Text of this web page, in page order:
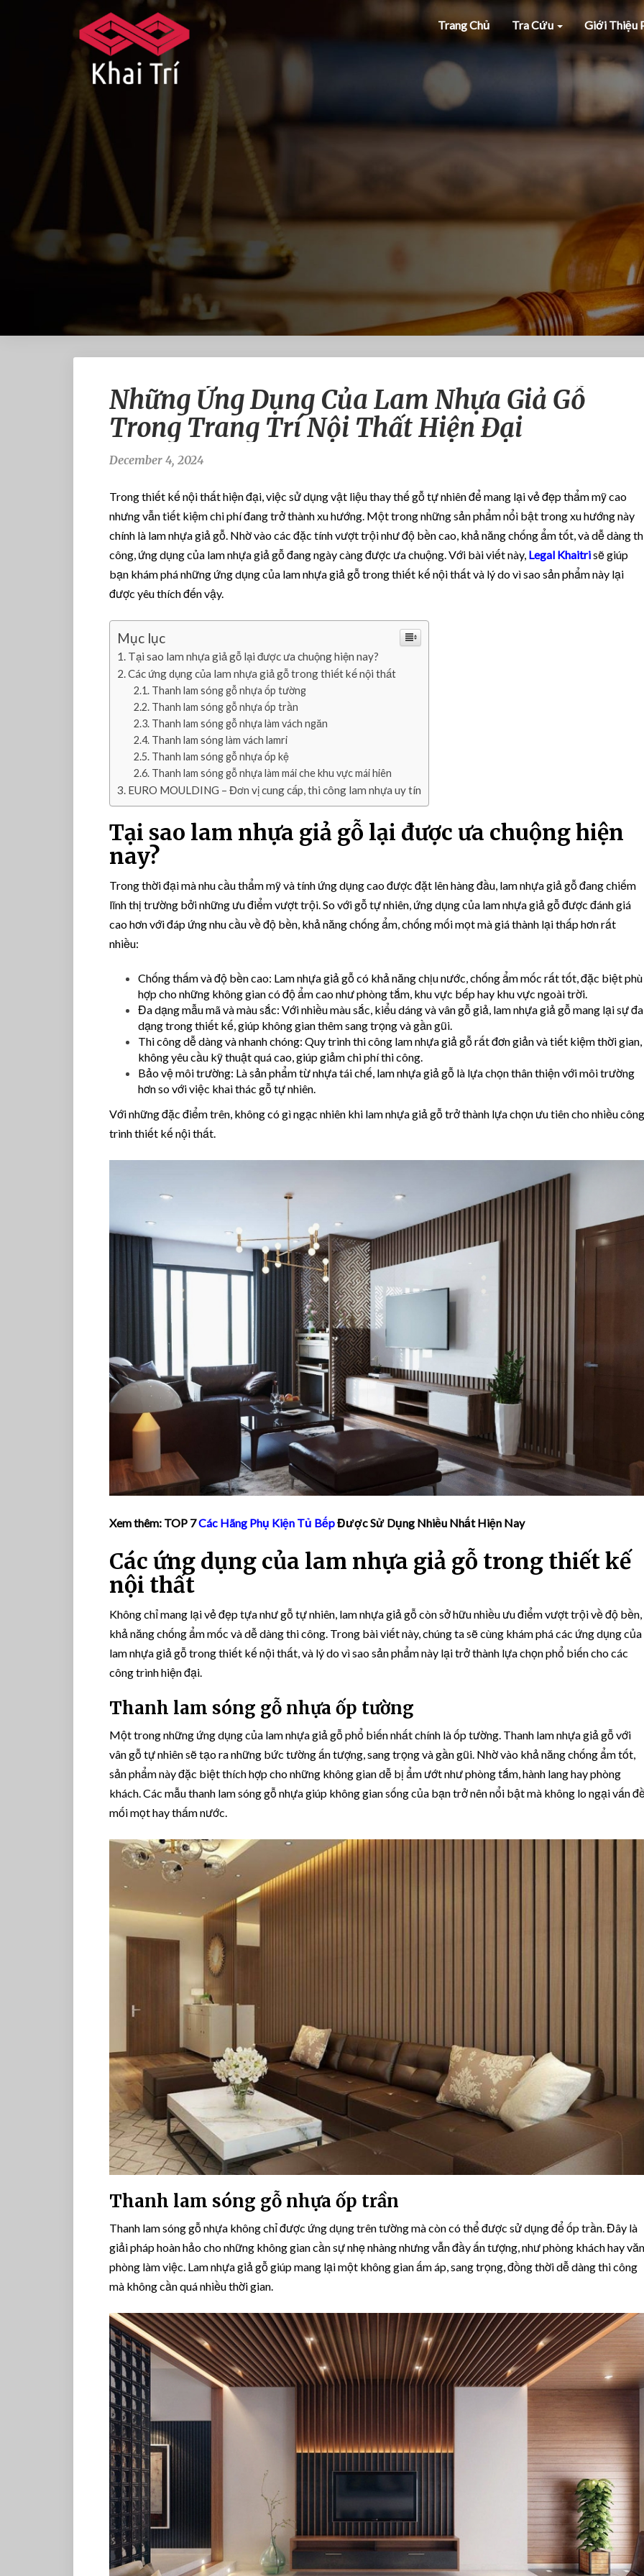
Trang Chủ Tra Cứu Giới Thiệu
h
ữ
n
D
ụ
n
g
ủ
h
G
ỗ
T
o
T
r
n
r
í
N
ộ
i
T
h
H
Những Ứng Dụng Của Lam Nhựa Giả Gỗ
Trong Trang Trí Nội Thất Hiện Đại
December 4, 2024
Trong thiết kế nội thất hiện đại, việc sử dụng vật liệu thay thế gỗ tự nhiên để mang lại vẻ đẹp thẩm mỹ cao
nhưng vẫn tiết kiệm chi phí đang trở thành xu hướng. Một trong những sản phẩm nổi bật trong xu hướng này
chính là lam nhựa giả gỗ. Nhờ vào các đặc tính vượt trội như độ bền cao, khả năng chống ẩm tốt, và dễ dàng
công, ứng dụng của lam nhựa giả gỗ đang ngày càng được ưa chuộng. Với bài viết này, Legal Khaitrisẽ giúp
bạn khám phá những ứng dụng của lam nhựa giả gỗ trong thiết kế nội thất và lý do vì sao sản phẩm này lại
được yêu thích đến vậy.
Mục lục
Tại sao lam nhựa giả gỗ lại được ưa chuộng hiện nay?
Các ứng dụng của lam nhựa giả gỗ trong thiết kế nội thất
Thanh lam sóng gỗ nhựa ốp tường
Thanh lam sóng gỗ nhựa ốp trần
Thanh lam sóng gỗ nhựa làm vách ngăn
Thanh lam sóng làm vách lamri
Thanh lam sóng gỗ nhựa ốp kệ
Thanh lam sóng gỗ nhựa làm mái che khu vực mái hiên
EURO MOULDING – Đơn vị cung cấp, thi công lam nhựa uy tín
Tại sao lam nhựa giả gỗ lại được ưa chuộng hiện
nay?
Trong thời đại mà nhu cầu thẩm mỹ và tính ứng dụng cao được đặt lên hàng đầu, lam nhựa giả gỗ đang chiếm
lĩnh thị trường bởi những ưu điểm vượt trội. So với gỗ tự nhiên, ứng dụng của lam nhựa giả gỗ được đánh giá
cao hơn với đáp ứng nhu cầu về độ bền, khả năng chống ẩm, chống mối mọt mà giá thành lại thấp hơn rất
nhiều:
Chống thấm và độ bền cao: Lam nhựa giả gỗ có khả năng chịu nước, chống ẩm mốc rất tốt, đặc biệt phù
hợp cho những không gian có độ ẩm cao như phòng tắm, khu vực bếp hay khu vực ngoài trời.
Đa dạng mẫu mã và màu sắc: Với nhiều màu sắc, kiểu dáng và vân gỗ giả, lam nhựa giả gỗ mang lại sự đa
dạng trong thiết kế, giúp không gian thêm sang trọng và gần gũi.
Thi công dễ dàng và nhanh chóng: Quy trình thi công lam nhựa giả gỗ rất đơn giản và tiết kiệm thời gian,
không yêu cầu kỹ thuật quá cao, giúp giảm chi phí thi công.
Bảo vệ môi trường: Là sản phẩm từ nhựa tái chế, lam nhựa giả gỗ là lựa chọn thân thiện với môi trường
hơn so với việc khai thác gỗ tự nhiên.
Với những đặc điểm trên, không có gì ngạc nhiên khi lam nhựa giả gỗ trở thành lựa chọn ưu tiên cho nhiều công
trình thiết kế nội thất.
Xem thêm: TOP 7Các Hãng Phụ Kiện Tủ BếpĐược Sử Dụng Nhiều Nhất Hiện Nay
Các ứng dụng của lam nhựa giả gỗ trong thiết kế
nội thất
Không chỉ mang lại vẻ đẹp tựa như gỗ tự nhiên, lam nhựa giả gỗ còn sở hữu nhiều ưu điểm vượt trội về độ bền,
khả năng chống ẩm mốc và dễ dàng thi công. Trong bài viết này, chúng ta sẽ cùng khám phá các ứng dụng của
lam nhựa giả gỗ trong thiết kế nội thất, và lý do vì sao sản phẩm này lại trở thành lựa chọn phổ biến cho các
công trình hiện đại.
Thanh lam sóng gỗ nhựa ốp tường
Một trong những ứng dụng của lam nhựa giả gỗ phổ biến nhất chính là ốp tường. Thanh lam nhựa giả gỗ với
vân gỗ tự nhiên sẽ tạo ra những bức tường ấn tượng, sang trọng và gần gũi. Nhờ vào khả năng chống ẩm tốt,
sản phẩm này đặc biệt thích hợp cho những không gian dễ bị ẩm ướt như phòng tắm, hành lang hay phòng
khách. Các mẫu thanh lam sóng gỗ nhựa giúp không gian sống của bạn trở nên nổi bật mà không lo ngại vấn
mối mọt hay thấm nước.
Thanh lam sóng gỗ nhựa ốp trần
Thanh lam sóng gỗ nhựa không chỉ được ứng dụng trên tường mà còn có thể được sử dụng để ốp trần. Đây là
giải pháp hoàn hảo cho những không gian cần sự nhẹ nhàng nhưng vẫn đầy ấn tượng, như phòng khách hay văn
phòng làm việc. Lam nhựa giả gỗ giúp mang lại một không gian ấm áp, sang trọng, đồng thời dễ dàng thi công
mà không cần quá nhiều thời gian.